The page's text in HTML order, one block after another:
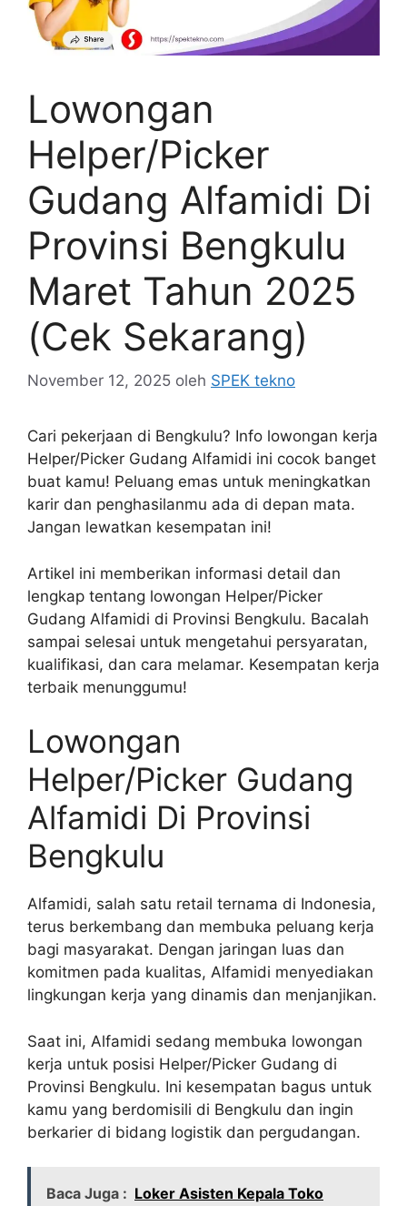
Lowongan
Helper/Picker
Gudang Alfamidi Di
Provinsi Bengkulu
Maret Tahun 2025
(Cek Sekarang)
November 12, 2025 oleh SPEK tekno
Cari pekerjaan di Bengkulu? Info lowongan kerja
Helper/Picker Gudang Alfamidi ini cocok banget
buat kamu! Peluang emas untuk meningkatkan
karir dan penghasilanmu ada di depan mata.
Jangan lewatkan kesempatan ini!
Artikel ini memberikan informasi detail dan
lengkap tentang lowongan Helper/Picker
Gudang Alfamidi di Provinsi Bengkulu. Bacalah
sampai selesai untuk mengetahui persyaratan,
kualifikasi, dan cara melamar. Kesempatan kerja
terbaik menunggumu!
Lowongan
Helper/Picker Gudang
Alfamidi Di Provinsi
Bengkulu
Alfamidi, salah satu retail ternama di Indonesia,
terus berkembang dan membuka peluang kerja
bagi masyarakat. Dengan jaringan luas dan
komitmen pada kualitas, Alfamidi menyediakan
lingkungan kerja yang dinamis dan menjanjikan.
Saat ini, Alfamidi sedang membuka lowongan
kerja untuk posisi Helper/Picker Gudang di
Provinsi Bengkulu. Ini kesempatan bagus untuk
kamu yang berdomisili di Bengkulu dan ingin
berkarier di bidang logistik dan pergudangan.
Baca Juga : Loker Asisten Kepala Toko